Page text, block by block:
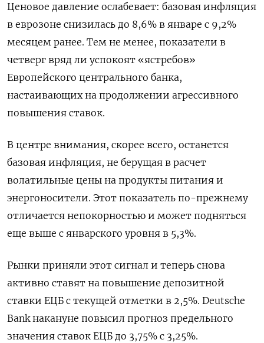
Ценовое давление ослабевает: базовая инфляция
в еврозоне снизилась до 8,6% в январе с 9,2%
месяцем ранее. Тем не менее, показатели в
четверг вряд ли успокоят «ястребов»
Европейского центрального банка,
настаивающих на продолжении агрессивного
повышения ставок.
В центре внимания, скорее всего, останется
базовая инфляция, не берущая в расчет
волатильные цены на продукты питания и
энергоносители. Этот показатель по-прежнему
отличается непокорностью и может подняться
еще выше с январского уровня в 5,3%.
Рынки приняли этот сигнал и теперь снова
активно ставят на повышение депозитной
ставки ЕЦБ с текущей отметки в 2,5%. Deutsche
Bank накануне повысил прогноз предельного
значения ставок ЕЦБ до 3,75% с 3,25%.